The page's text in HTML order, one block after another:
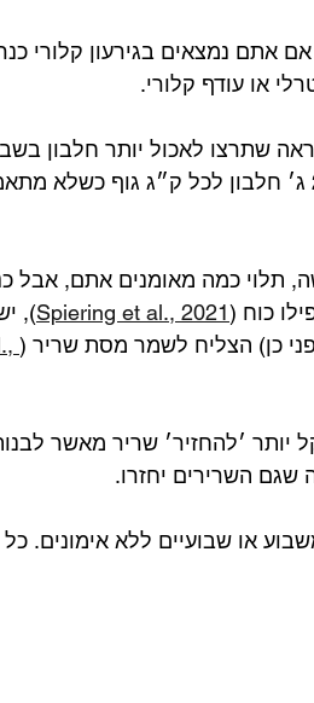
אתם נמצאים בגירעון קלורי
או עודף קלורי.⁣
שתרצו לאכול יותר חלבון
מסת השריר שלכם (המלצה מאוד כללית- בערך 2 ג׳ חלבון לכל
תלוי כמה מאומנים אתם, אבל
כוח (Spiering et al., 2021
),
יותר ׳להחזיר׳ שריר מאשר
השרירים יחזרו.⁣
או שבועיים ללא אימונים. כל